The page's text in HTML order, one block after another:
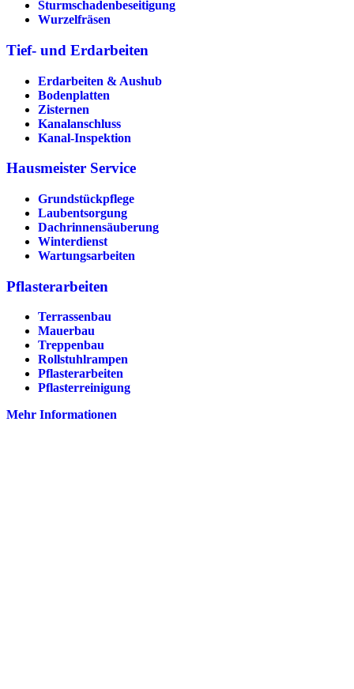
Sturmschadenbeseitigung
Wurzelfräsen
Tief- und Erdarbeiten
Erdarbeiten & Aushub
Bodenplatten
Zisternen
Kanalanschluss
Kanal-Inspektion
Hausmeister Service
Grundstückpflege
Laubentsorgung
Dachrinnen­säuberung
Winterdienst
Wartungsarbeiten
Pflasterarbeiten
Terrassenbau
Mauerbau
Treppenbau
Rollstuhlrampen
Pflasterarbeiten
Pflasterreinigung
Mehr Informationen